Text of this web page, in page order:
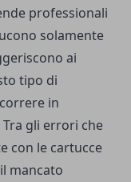
professionali
solamente
ai
tipo di
in
Tra gli errori che
con le cartucce
mancato